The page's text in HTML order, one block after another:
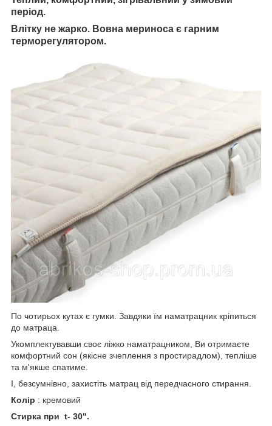
період.
Влітку не жарко. Вовна мериноса є гарним
терморегулятором.
По чотирьох кутах є гумки. Завдяки їм наматрацник кріпиться
до матраца.
Укомплектувавши своє ліжко наматрацником, Ви отримаєте
комфортний сон (якісне зчеплення з простирадлом), тепліше
та м'якше спатиме.
І, безсумнівно, захистіть матрац від передчасного стирання.
Колір : кремовий
Стирка при t- 30".